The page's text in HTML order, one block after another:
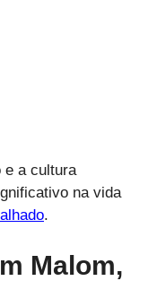
e a cultura
na vida
.
Malom,